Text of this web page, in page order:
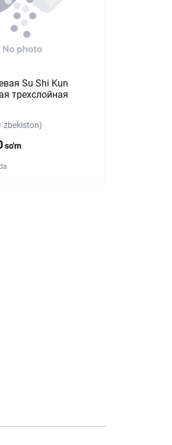
Su Shi Kun
трехслойная
so'm